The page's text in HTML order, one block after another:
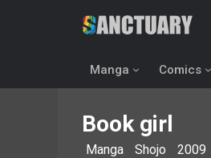
Manga Comics
Book girl
Manga Shojo 2009